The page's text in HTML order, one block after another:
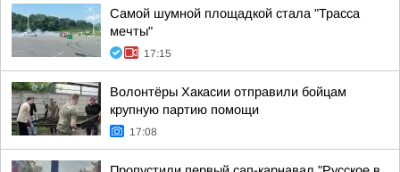
Самой шумной площадкой стала "Трасса
мечты"
17:15
Волонтёры Хакасии отправили бойцам
крупную партию помощи
17:08